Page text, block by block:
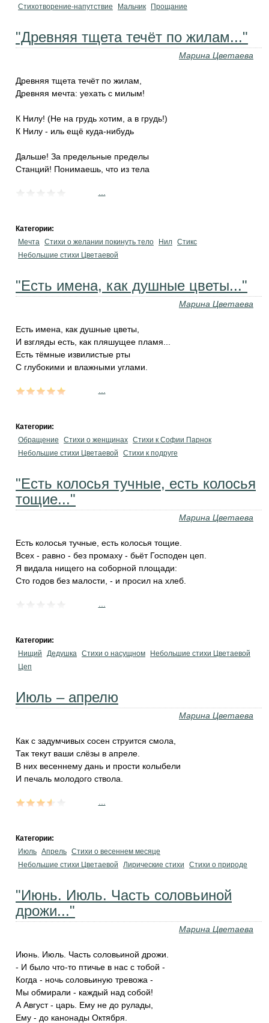
Стихотворение-напутствие Мальчик Прощание
"Древняя тщета течёт по жилам..."
Марина Цветаева
Древняя тщета течёт по жилам,
Древняя мечта: уехать с милым!
К Нилу! (Не на грудь хотим, а в грудь!)
К Нилу - иль ещё куда-нибудь
Дальше! За предельные пределы
Станций! Понимаешь, что из тела
Категории:
Мечта Стихи о желании покинуть тело Нил Стикс
Небольшие стихи Цветаевой
"Есть имена, как душные цветы..."
Марина Цветаева
Есть имена, как душные цветы,
И взгляды есть, как пляшущее пламя...
Есть тёмные извилистые рты
С глубокими и влажными углами.
Категории:
Обращение
Стихи о женщинах Стихи к Софии Парнок
Небольшие стихи Цветаевой
Стихи к подруге
"Есть колосья тучные, есть колосья
тощие..."
Марина Цветаева
Есть колосья тучные, есть колосья тощие.
Всех - равно - без промаху - бьёт Господен цеп.
Я видала нищего на соборной площади:
Сто годов без малости, - и просил на хлеб.
Категории:
Нищий
Дедушка Стихи о насущном
Небольшие стихи Цветаевой
Цеп
Июль – апрелю
Марина Цветаева
Как с задумчивых сосен струится смола,
Так текут ваши слёзы в апреле.
В них весеннему дань и прости колыбели
И печаль молодого ствола.
Категории:
Июль Апрель Стихи о весеннем месяце
Небольшие стихи Цветаевой
Лирические стихи Стихи о природе
"Июнь. Июль. Часть соловьиной
дрожи..."
Марина Цветаева
Июнь. Июль. Часть соловьиной дрожи.
- И было что-то птичье в нас с тобой -
Когда - ночь соловьиную тревожа -
Мы обмирали - каждый над собой!
А Август - царь. Ему не до рулады,
Ему - до канонады Октября.